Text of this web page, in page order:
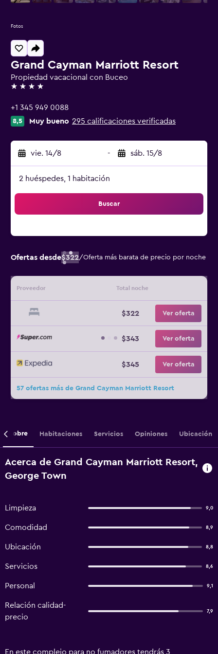
Grand Cayman Marriott Resort
Propiedad vacacional con Buceo
4 estrellas
+1 345 949 0088
8,5 Muy bueno 295 calificaciones verificadas
vie. 14/8 - sáb. 15/8
2 huéspedes, 1 habitación
Buscar
Ofertas desde$322/Oferta más barata de precio por noche
Proveedor Total noche
$322 Ver oferta
$343 Ver oferta
$345 Ver oferta
57 ofertas más de Grand Cayman Marriott Resort
Fotos
Sobre Habitaciones Servicios Opiniones Ubicación
Acerca de Grand Cayman Marriott Resort,
George Town
Limpieza 9,0
Comodidad 8,9
Ubicación 8,8
Servicios 8,6
Personal 9,1
Relación calidad-
precio
7,9
En este complejo para no fumadores tendrás 3